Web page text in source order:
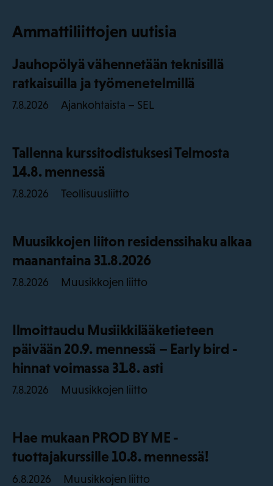
Ammattiliittojen uutisia
Jauhopölyä vähennetään teknisillä
ratkaisuilla ja työmenetelmillä
7.8.2026 Ajankohtaista – SEL
Tallenna kurssitodistuksesi Telmosta
14.8. mennessä
7.8.2026 Teollisuusliitto
Muusikkojen liiton residenssihaku alkaa
maanantaina 31.8.2026
7.8.2026 Muusikkojen liitto
Ilmoittaudu Musiikkilääketieteen
päivään 20.9. mennessä – Early bird -
hinnat voimassa 31.8. asti
7.8.2026 Muusikkojen liitto
Hae mukaan PROD BY ME -
tuottajakurssille 10.8. mennessä!
6.8.2026 Muusikkojen liitto